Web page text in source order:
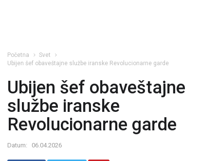
Početna
Svet
Ubijen šef obaveštajne službe iranske Revolucionarne garde
Ubijen šef obaveštajne
službe iranske
Revolucionarne garde
Datum: 06.04.2026